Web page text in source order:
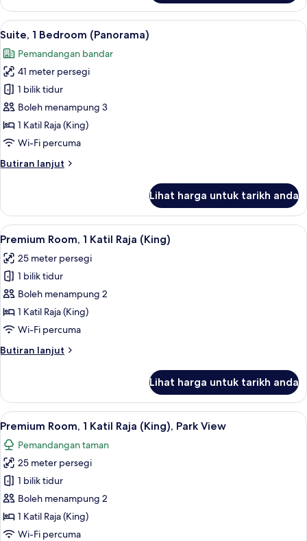
1
Bedroom
(Park)
Lihat
semua
foto
untuk
Suite,
1
Bedroom
(Panorama)
Suite, 1 Bedroom (Panorama) |
9
Suite, 1 Bedroom (Panorama)
Pemandangan bandar
41 meter persegi
1 bilik tidur
Boleh menampung 3
1 Katil Raja (King)
Wi-Fi percuma
Butiran lanjut
Butiran
1
Bedroom
(Panorama)
Lihat harga untuk tarikh anda
Lihat
semua
foto
untuk
Premium
Room,
1
Raja
Peralatan tempat tidur premium, peti
8
Premium Room, 1 Katil Raja (King)
25 meter persegi
1 bilik tidur
Boleh menampung 2
1 Katil Raja (King)
Wi-Fi percuma
Butiran lanjut
Butiran
Room,
Katil
(King)
Lihat harga untuk tarikh anda
Lihat
semua
foto
untuk
Premium
Room,
1
Katil
Premium Room, 1 Katil Raja (King),
11
Premium Room, 1 Katil Raja (King), Park View
Pemandangan taman
25 meter persegi
1 bilik tidur
Boleh menampung 2
1 Katil Raja (King)
Wi-Fi percuma